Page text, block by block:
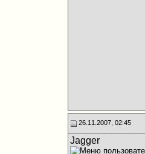
26.11.2007, 02:45
Jagger